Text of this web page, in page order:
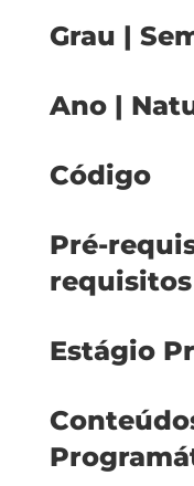
Grau |
Ano |
Código
Pré-
requisitos
Estágio